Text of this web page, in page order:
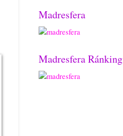
Madresfera
Madresfera Ránking